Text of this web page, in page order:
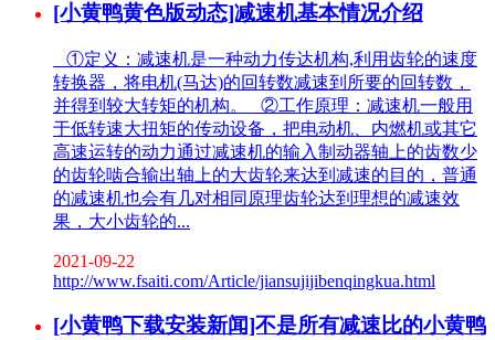
[小黄鸭黄色版动态]减速机基本情况介绍
①定义：减速机是一种动力传达机构,利用齿轮的速度
转换器，将电机(马达)的回转数减速到所要的回转数，
并得到较大转矩的机构。 ②工作原理：减速机一般用
于低转速大扭矩的传动设备，把电动机、内燃机或其它
高速运转的动力通过减速机的输入制动器轴上的齿数少
的齿轮啮合输出轴上的大齿轮来达到减速的目的，普通
的减速机也会有几对相同原理齿轮达到理想的减速效
果，大小齿轮的...
2021-09-22
http://www.fsaiti.com/Article/jiansujijibenqingkua.html
[小黄鸭下载安装新闻]不是所有减速比的小黄鸭